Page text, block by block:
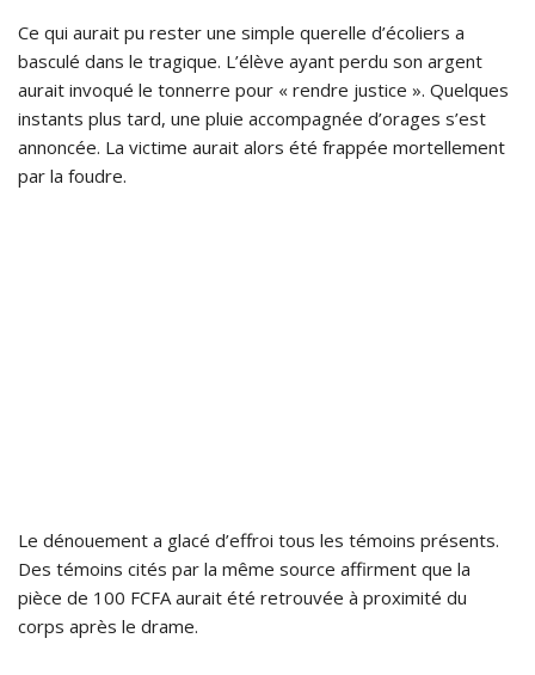
Ce qui aurait pu rester une simple querelle d’écoliers a
basculé dans le tragique. L’élève ayant perdu son argent
aurait invoqué le tonnerre pour « rendre justice ». Quelques
instants plus tard, une pluie accompagnée d’orages s’est
annoncée. La victime aurait alors été frappée mortellement
par la foudre.
Le dénouement a glacé d’effroi tous les témoins présents.
Des témoins cités par la même source affirment que la
pièce de 100 FCFA aurait été retrouvée à proximité du
corps après le drame.